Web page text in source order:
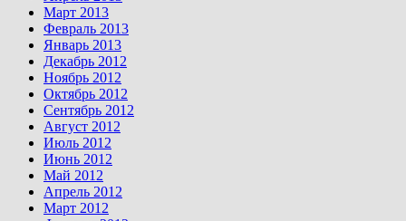
Март 2013
Февраль 2013
Январь 2013
Декабрь 2012
Ноябрь 2012
Октябрь 2012
Сентябрь 2012
Август 2012
Июль 2012
Июнь 2012
Май 2012
Апрель 2012
Март 2012